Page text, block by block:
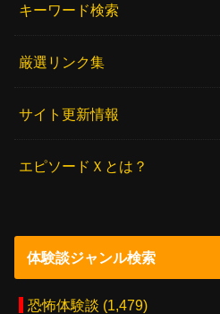
キーワード検索
厳選リンク集
サイト更新情報
エピソードＸとは？
体験談ジャンル検索
恐怖体験談 (1,479)